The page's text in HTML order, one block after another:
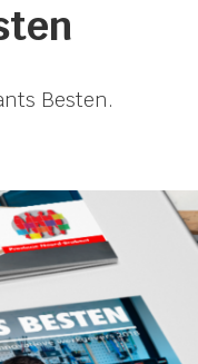
Besten.